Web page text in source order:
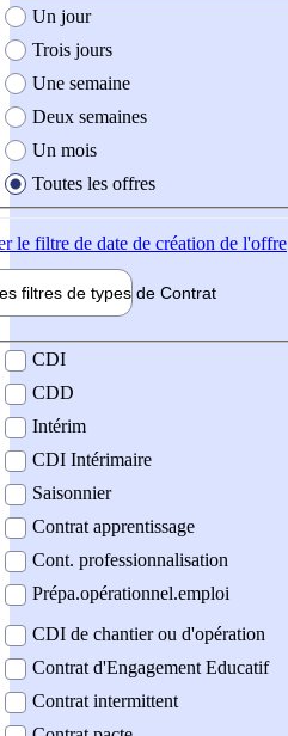
création de l'offre
Un jour
Trois jours
Une semaine
Deux semaines
Un mois
Toutes les offres
le filtre de date de création de l'offre
filtres de types de Contrat
contrat
CDI
CDD
Intérim
CDI Intérimaire
Saisonnier
Contrat apprentissage
Cont. professionnalisation
Prépa.opérationnel.emploi
CDI de chantier ou d'opération
Contrat d'Engagement Educatif
Contrat intermittent